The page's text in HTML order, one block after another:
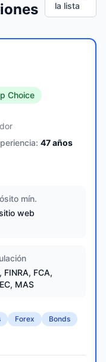
la lista
Choice
47años
mín.
web
FINRA, FCA,
MAS
Forex
Bonds